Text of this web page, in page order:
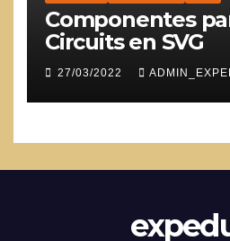
Componentes
Circuits en SVG
27/03/2022